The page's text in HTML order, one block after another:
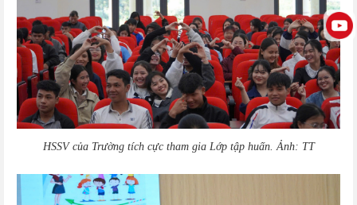
HSSV của Trường tích cực tham gia Lớp tập huấn. Ảnh: TT